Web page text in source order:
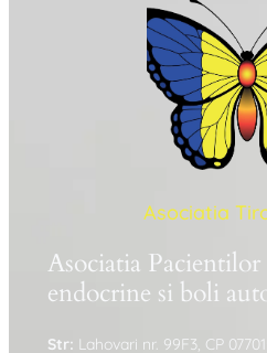
Asociatia
Asociatia
endocrine si boli
Str: Lahovari nr. 99F3, CP